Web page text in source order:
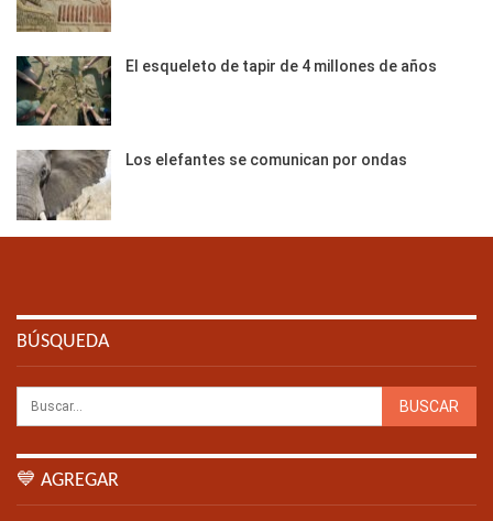
El esqueleto de tapir de 4 millones de años
Los elefantes se comunican por ondas
BÚSQUEDA
💙 AGREGAR